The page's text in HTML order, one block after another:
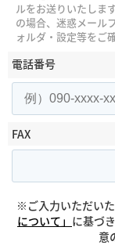
ルをお送りいたします
の場合、迷惑メール
ォルダ・設定等をご
電話番号
FAX
※ご入力いただいた
について」 に基づ
意